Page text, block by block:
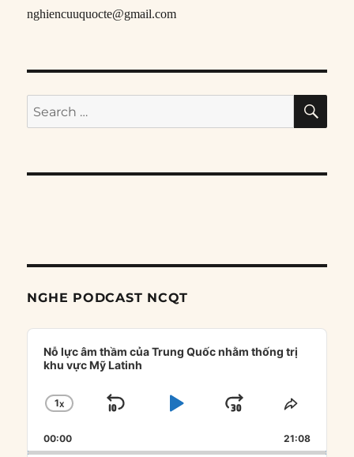
nghiencuuquocte@gmail.com
Search
for:
NGHE PODCAST NCQT
Audio
Player
Nỗ lực âm thầm của Trung Quốc nhằm thống trị
khu vực Mỹ Latinh
CHANGE
RATE
1X
SKIP
PLAYJUMP
FORWARD
SHARE
00:00 21:08